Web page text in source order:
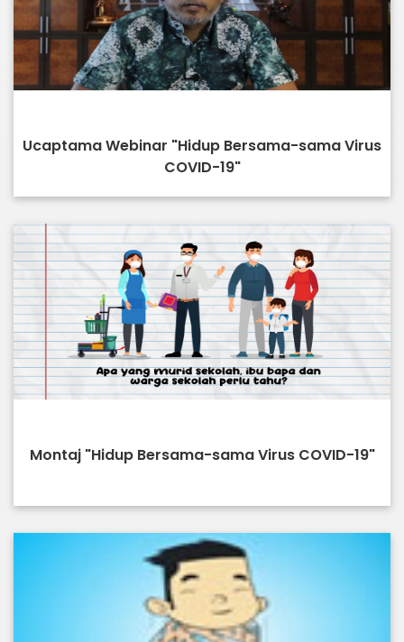
Ucaptama Webinar "Hidup Bersama-sama Virus
COVID-19"
Montaj "Hidup Bersama-sama Virus COVID-19"